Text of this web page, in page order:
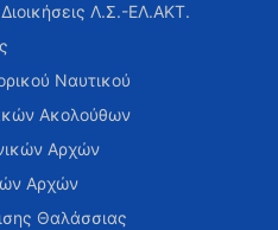
Λ.Σ.-ΕΛ.ΑΚΤ.
Ναυτικού
Ακολούθων
Αρχών
Αρχών
Θαλάσσιας